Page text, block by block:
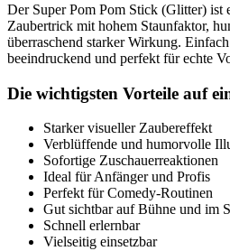
Der Super Pom Pom Stick (Glitter) ist
Zaubertrick mit hohem Staunfaktor,
überraschend starker Wirkung.
beeindruckend und perfekt für echte
Die wichtigsten Vorteile auf
Starker visueller Zaubereffekt
Verblüffende und humorvolle
Sofortige Zuschauerreaktionen
Ideal für Anfänger und Profis
Perfekt für Comedy-Routinen
Gut sichtbar auf Bühne und im
Schnell erlernbar
Vielseitig einsetzbar